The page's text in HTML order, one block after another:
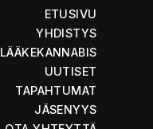
ETUSIVU
YHDISTYS
LÄÄKEKANNABIS
UUTISET
TAPAHTUMAT
JÄSENYYS